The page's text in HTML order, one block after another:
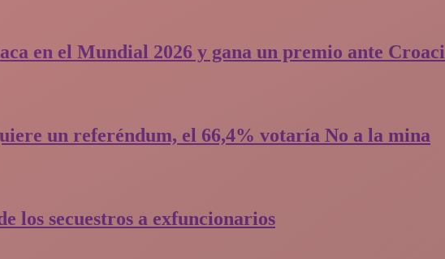
en el Mundial 2026 y gana un premio ante
un referéndum, el 66,4% votaría No a la mina
los secuestros a exfuncionarios